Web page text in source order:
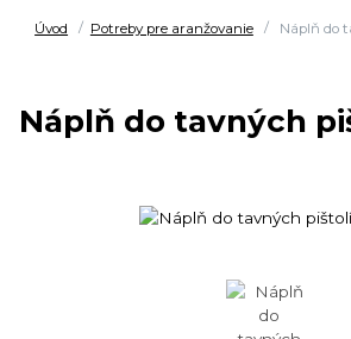
Úvod Potreby pre aranžovanie Náplň do
Náplň do tavných